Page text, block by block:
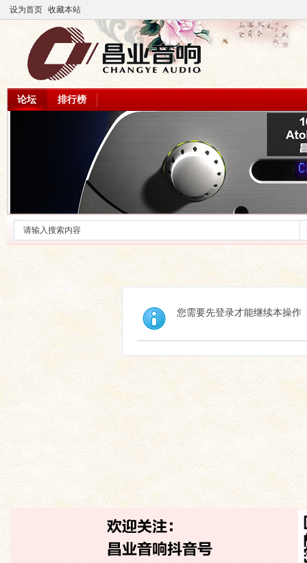
设为首页 收藏本站
论坛 排行榜
您需要先登录才能继续本操作